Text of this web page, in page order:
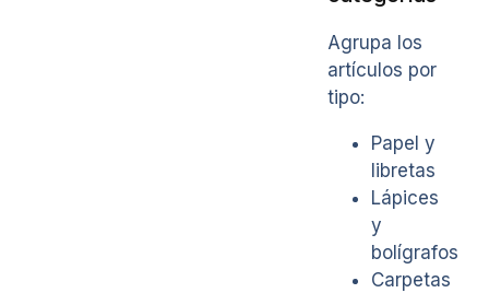
Agrupa los
artículos por
tipo:
Papel y
libretas
Lápices
y
bolígrafos
Carpetas